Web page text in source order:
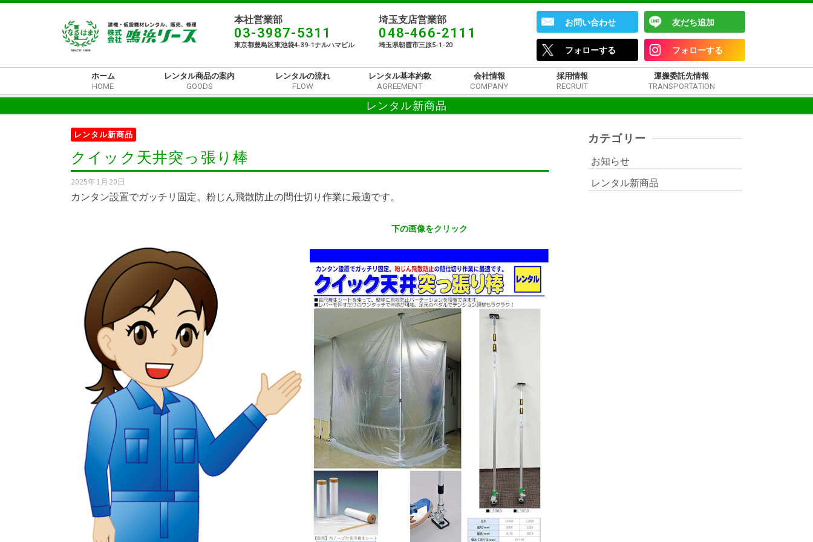
本社営業部​
03-3987-5311
東京都豊島区東池袋4-39-1ナルハマビル​
埼玉支店営業部
048-466-2111
埼玉県朝霞市三原5-1-20
お問い合わせ 友だち追加
フォローする フォローする
ホーム
HOME
レンタル商品の案内
GOODS
レンタルの流れ
FLOW
レンタル基本約款
AGREEMENT
会社情報
COMPANY
採用情報
RECRUIT
運搬委託先情報
TRANSPORTATION
レンタル新商品
レンタル新商品
クイック天井突っ張り棒
2025年1月20日
カンタン設置でガッチリ固定。粉じん飛散防止の間仕切り作業に最適です。
下の画像をクリック
カテゴリー
お知らせ
レンタル新商品